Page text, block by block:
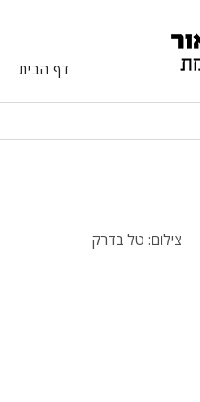
דף הבית
צילום: טל בדרק